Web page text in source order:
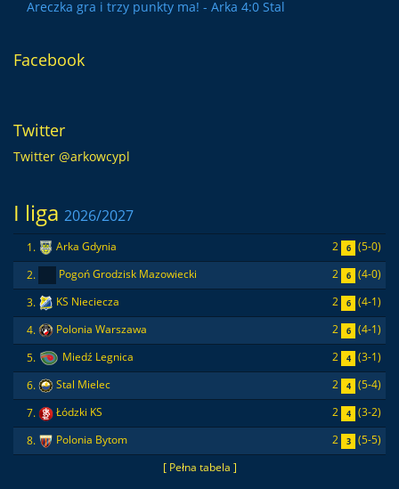
Areczka gra i trzy punkty ma! - Arka 4:0 Stal
Facebook
Twitter
Twitter @arkowcypl
I liga 2026/2027
[ Pełna tabela ]
1. Arka Gdynia 2 6
(5-0)
2.
Pogoń Grodzisk Mazowiecki 2 6
(4-0)
3.
KS Nieciecza 2 6
(4-1)
4.
Polonia Warszawa 2 6
(4-1)
5.
Miedź Legnica 2 4
(3-1)
6.
Stal Mielec 2 4
(5-4)
7.
Łódzki KS 2 4
(3-2)
8.
Polonia Bytom 2 3 (5-5)